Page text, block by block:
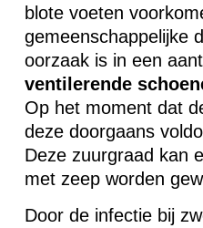
blote voeten
gemeenschappelijke
oorzaak is in een
ventilerende
Op het moment dat
deze doorgaans
Deze zuurgraad kan
met zeep worden
Door de infectie bij